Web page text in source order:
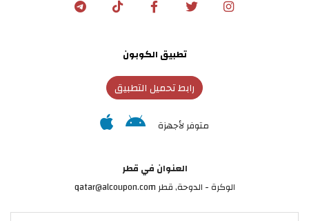
تطبيق الكوبون
رابط تحميل التطبيق
متوفر لأجهزة
العنوان في قطر
الوكرة - الدوحة, قطر qatar@alcoupon.com